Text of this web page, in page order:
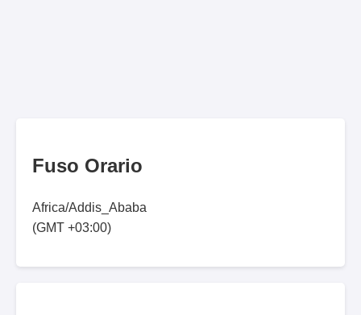
Fuso Orario
Africa/Addis_Ababa
(GMT +03:00)